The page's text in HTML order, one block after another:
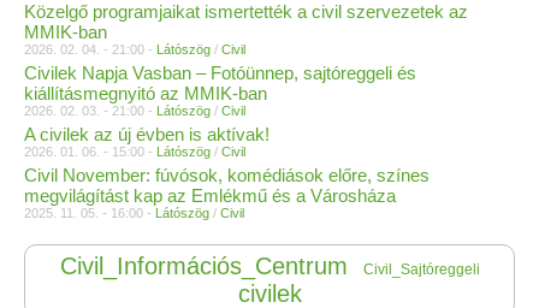
Közelgő programjaikat ismertették a civil szervezetek az
MMIK-ban
2026. 02. 04. - 21:00 - Látószög / Civil
Civilek Napja Vasban – Fotóünnep, sajtóreggeli és
kiállításmegnyitó az MMIK-ban
2026. 02. 03. - 21:00 - Látószög / Civil
A civilek az új évben is aktívak!
2026. 01. 06. - 15:00 - Látószög / Civil
Civil November: fúvósok, komédiások előre, színes
megvilágítást kap az Emlékmű és a Városháza
2025. 11. 05. - 16:00 - Látószög / Civil
Civil_Információs_Centrum Civil_Sajtóreggeli
civilek